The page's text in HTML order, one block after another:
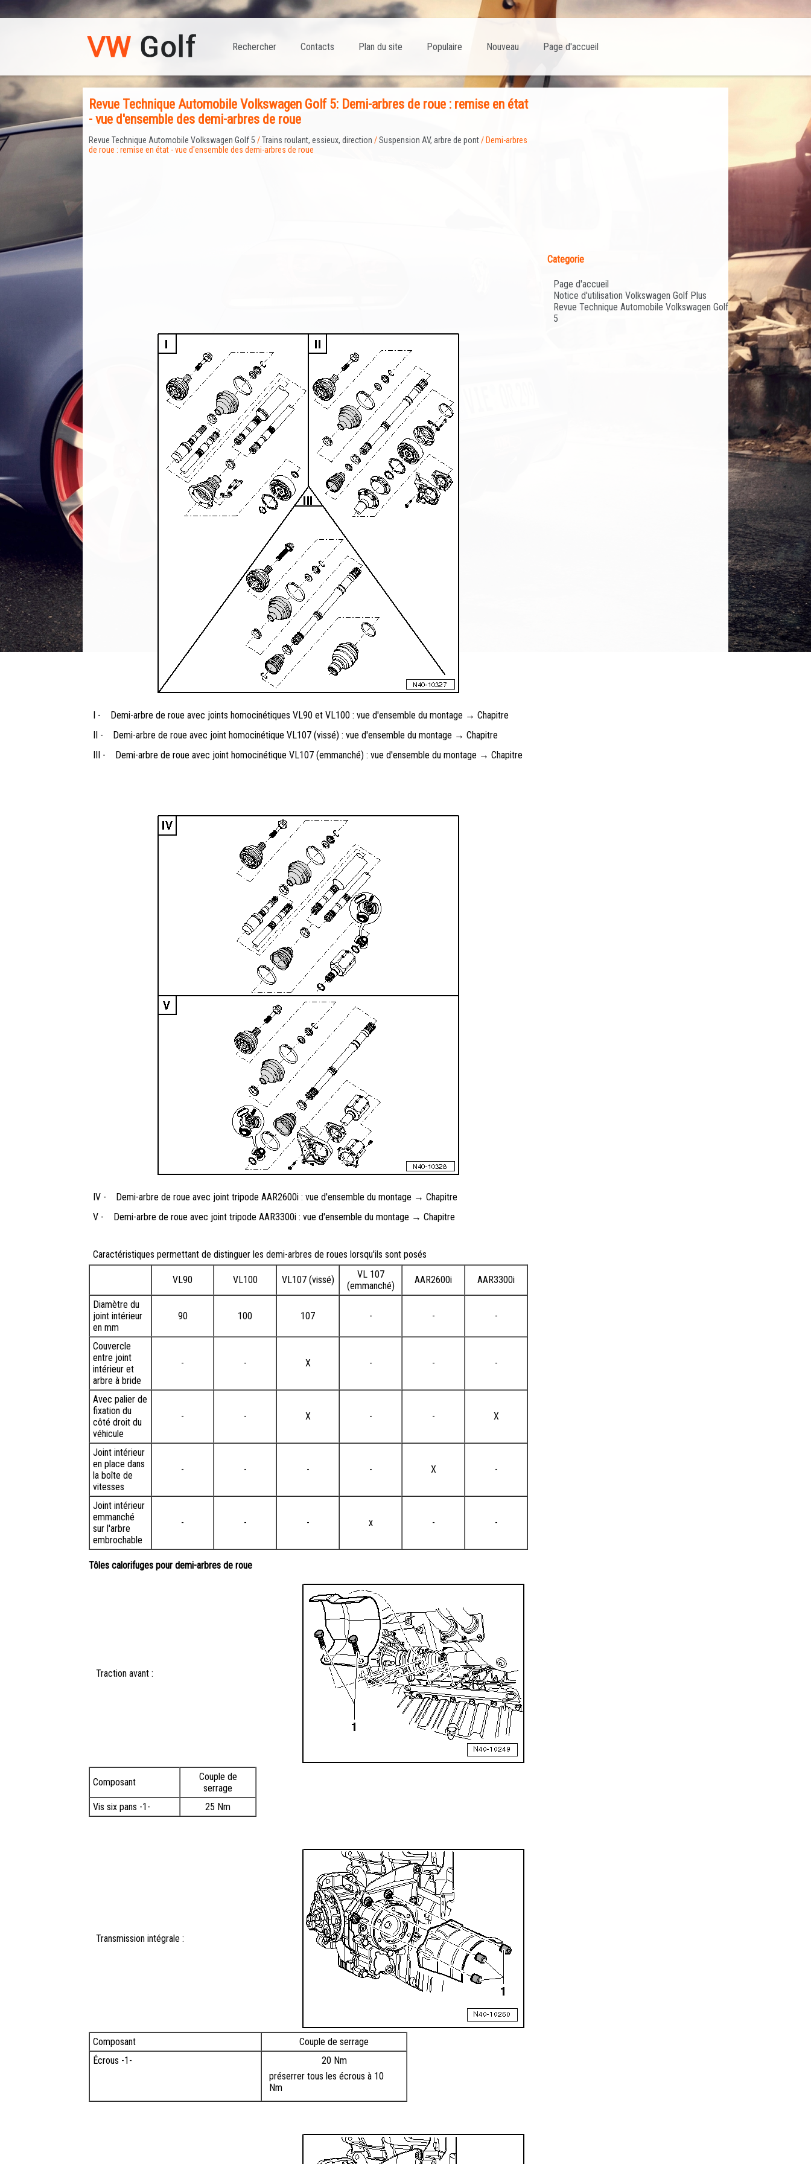
Page d'accueil
Nouveau
Populaire
Plan du site
Contacts
Rechercher
Revue Technique Automobile Volkswagen Golf 5: Demi-arbres de roue : remise en état
- vue d'ensemble des demi-arbres de roue
Revue Technique Automobile Volkswagen Golf 5 /Trains roulant, essieux, direction /Suspension AV, arbre de pont/ Demi-arbres
de roue : remise en état - vue d'ensemble des demi-arbres de roue
I -
Demi-arbre de roue avec joints homocinétiques VL90 et VL100 : vue d'ensemble du montage → Chapitre
II -
Demi-arbre de roue avec joint homocinétique VL107 (vissé) : vue d'ensemble du montage → Chapitre
III -
Demi-arbre de roue avec joint homocinétique VL107 (emmanché) : vue d'ensemble du montage → Chapitre
IV -
Demi-arbre de roue avec joint tripode AAR2600i : vue d'ensemble du montage → Chapitre
V -
Demi-arbre de roue avec joint tripode AAR3300i : vue d'ensemble du montage → Chapitre
Caractéristiques permettant de distinguer les demi-arbres de roues lorsqu'ils sont posés
VL90 VL100 VL107 (vissé)
VL 107
(emmanché)
AAR2600i AAR3300i
Diamètre du
joint intérieur
en mm
90 100 107 - - -
Couvercle
entre joint
intérieur et
arbre à bride
- - X - - -
Avec palier de
fixation du
côté droit du
véhicule
- - X - - X
Joint intérieur
en place dans
la boîte de
vitesses
- - - - X -
Joint intérieur
emmanché
sur l'arbre
embrochable
- - - x - -
Tôles calorifuges pour demi-arbres de roue
Traction avant :
Composant
Couple de
serrage
Vis six pans -1-
25 Nm
Transmission intégrale :
Composant
Couple de serrage
Écrous -1-
20 Nm
préserrer tous les écrous à 10
Nm
Categorie
Page d'accueil
Notice d'utilisation Volkswagen Golf Plus
Revue Technique Automobile Volkswagen Golf
5